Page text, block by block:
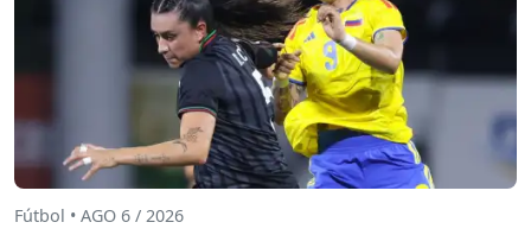
Fútbol • AGO 6 / 2026